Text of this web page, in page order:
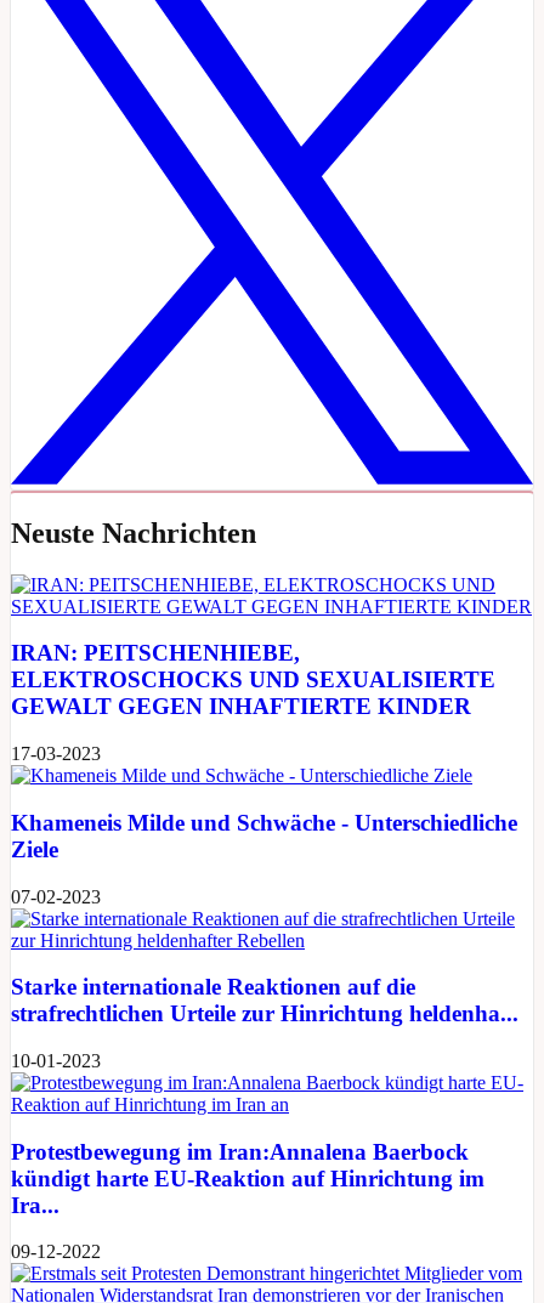
Neuste Nachrichten
IRAN: PEITSCHENHIEBE,
ELEKTROSCHOCKS UND SEXUALISIERTE
GEWALT GEGEN INHAFTIERTE KINDER
17-03-2023
Khameneis Milde und Schwäche - Unterschiedliche
Ziele
07-02-2023
Starke internationale Reaktionen auf die
strafrechtlichen Urteile zur Hinrichtung heldenha...
10-01-2023
Protestbewegung im Iran:Annalena Baerbock
kündigt harte EU-Reaktion auf Hinrichtung im
Ira...
09-12-2022